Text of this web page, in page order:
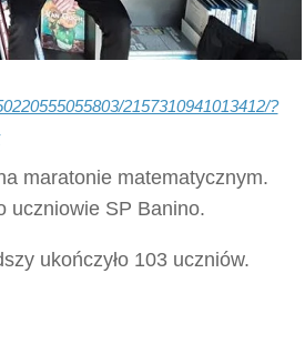
2157310941013412/?
maratonie matematycznym.
uczniowie SP Banino.
ukończyło 103 uczniów.